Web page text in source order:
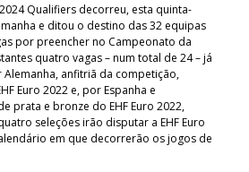
Qualifiers decorreu, esta quinta-
e ditou o destino das 32 equipas
por preencher no Campeonato da
quatro vagas – num total de 24 – já
anfitriã da competição,
Euro 2022 e, por Espanha e
prata e bronze do EHF Euro 2022,
seleções irão disputar a EHF Euro
em que decorrerão os jogos de